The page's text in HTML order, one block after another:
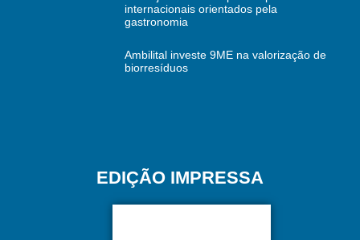
internacionais orientados pela
gastronomia
Ambilital investe 9ME na valorização de
biorresíduos
EDIÇÃO IMPRESSA